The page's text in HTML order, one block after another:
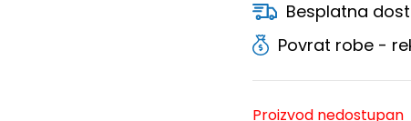
Besplatna
Povrat robe -
Proizvod nedostupan